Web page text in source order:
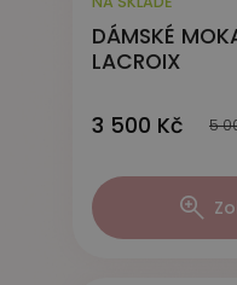
DÁMSKÉ
LACROIX
3 500 Kč 5